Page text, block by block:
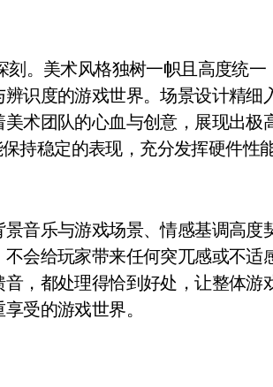
。美术风格独树一帜且高度统一
识度的游戏世界。场景设计精细
术团队的心血与创意，展现出极
持稳定的表现，充分发挥硬件性
音乐与游戏场景、情感基调高度
会给玩家带来任何突兀感或不适
，都处理得恰到好处，让整体游
受的游戏世界。